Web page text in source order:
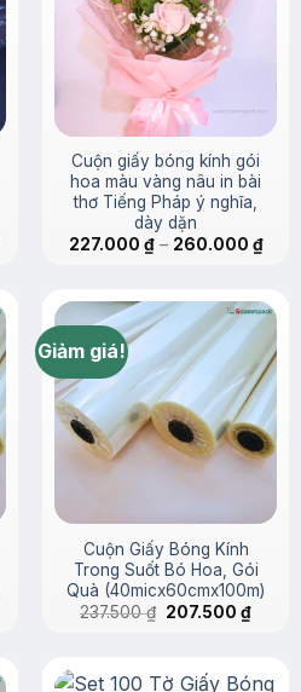
₫
Cuộn giấy bóng kính gói
hoa màu vàng nâu in bài
thơ Tiếng Pháp ý nghĩa,
dày dặn
227.000 ₫ – 260.000 ₫
giá:
đến
₫.
Giảm giá!
Cuộn Giấy Bóng Kính
Trong Suốt Bó Hoa, Gói
Quà (40micx60cmx100m)
237.500₫ Giá
207.500₫Giá